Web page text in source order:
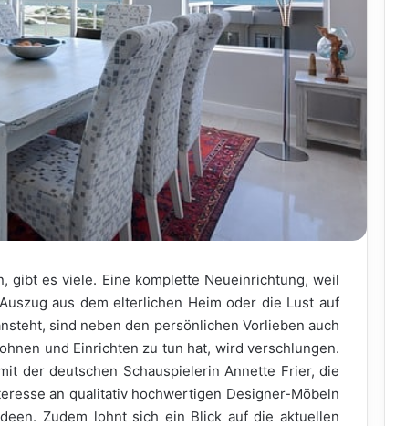
gibt es viele. Eine komplette Neueinrichtung, weil
aus dem elterlichen Heim oder die Lust auf
sind neben den persönlichen Vorlieben auch
und Einrichten zu tun hat, wird verschlungen.
der deutschen Schauspielerin Annette Frier, die
an qualitativ hochwertigen Designer-Möbeln
Zudem lohnt sich ein Blick auf die aktuellen